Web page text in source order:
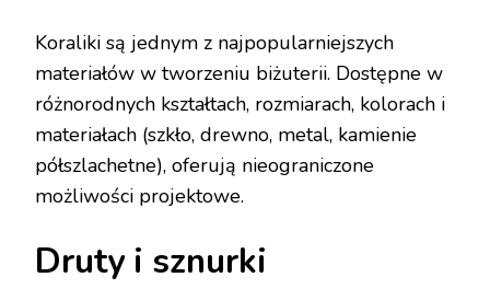
Koraliki są jednym z najpopularniejszych
materiałów w tworzeniu biżuterii. Dostępne w
różnorodnych kształtach, rozmiarach, kolorach i
materiałach (szkło, drewno, metal, kamienie
półszlachetne), oferują nieograniczone
możliwości projektowe.
Druty i sznurki